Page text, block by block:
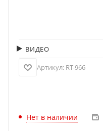
ВИДЕО
Артикул: RT-966
Нет в наличии